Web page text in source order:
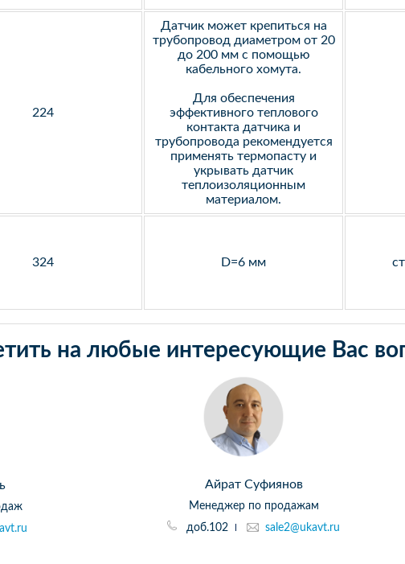
224
Датчик может крепиться на
трубопровод диаметром от 20
до 200 мм с помощью
кабельного хомута.
Для обеспечения
эффективного теплового
контакта датчика и
трубопровода рекомендуется
применять термопасту и
укрывать датчик
теплоизоляционным
материалом.
324 D=6 мм
на любые интересующие Вас
Айрат Суфиянов
Менеджер по продажам
доб.102
sale2@ukavt.ru